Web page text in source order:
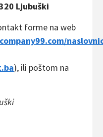
Ljubuški
forme na web
), ili poštom na